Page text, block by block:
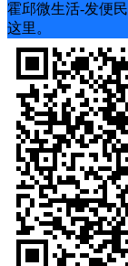
霍邱微生活-发便
这里。